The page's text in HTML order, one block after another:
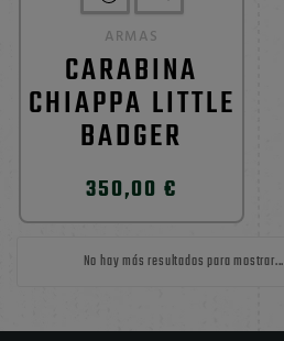
ARMAS
CARABINA
CHIAPPA LITTLE
BADGER
350,00 €
No hay más resultados para mostrar...